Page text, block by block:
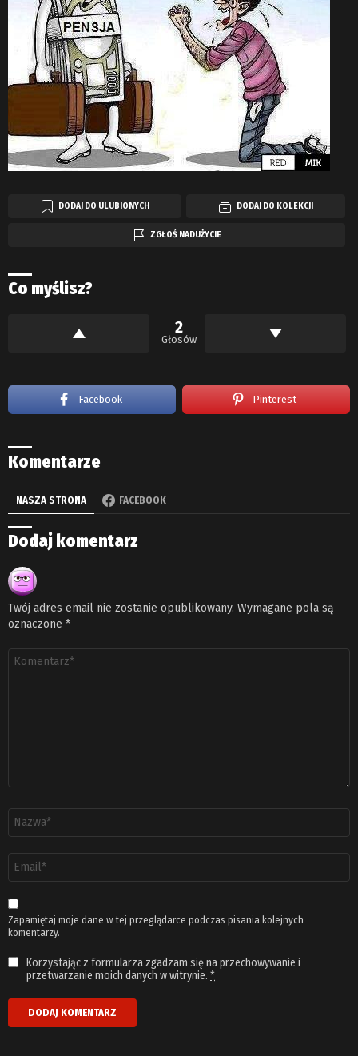
DODAJ DO ULUBIONYCH DODAJ DO KOLEKCJI
ZGŁOŚ NADUŻYCIE
Co myślisz?
2
Głosów
Facebook Pinterest
Komentarze
NASZA STRONA FACEBOOK
Dodaj komentarz
Twój adres email nie zostanie opublikowany. Wymagane pola są
oznaczone *
email
*
Zapamiętaj moje dane w tej przeglądarce podczas pisania kolejnych
komentarzy.
Korzystając z formularza zgadzam się na przechowywanie i
przetwarzanie moich danych w witrynie. *